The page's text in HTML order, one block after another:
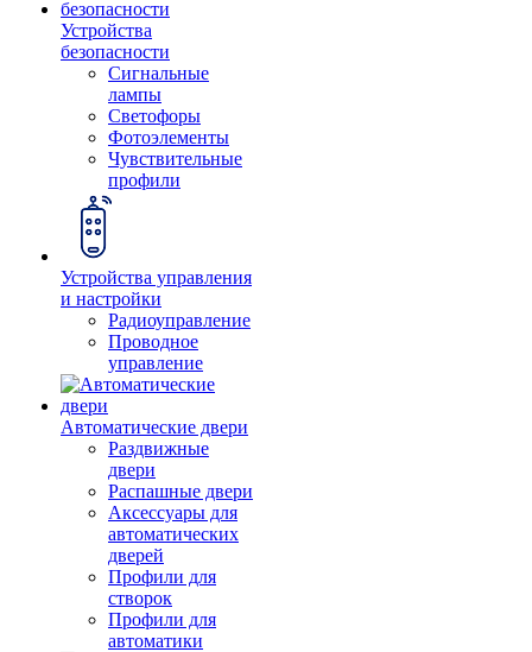
Устройства
безопасности
Сигнальные
лампы
Светофоры
Фотоэлементы
Чувствительные
профили
Устройства управления
и настройки
Радиоуправление
Проводное
управление
Автоматические двери
Раздвижные
двери
Распашные двери
Аксессуары для
автоматических
дверей
Профили для
створок
Профили для
автоматики